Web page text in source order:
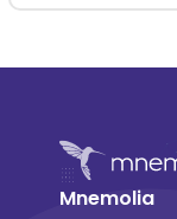
Mnemolia